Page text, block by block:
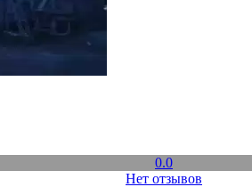
0.0
Нет отзывов